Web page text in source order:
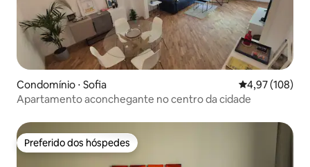
Condomínio ⋅ Sofia 4,97 de uma
4,97 (108)
Apartamento aconchegante no centro da cidade
Preferido dos hóspedes
Preferido dos hóspedes